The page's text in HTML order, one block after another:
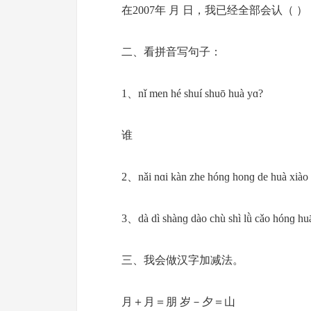
在2007年 月 日，我已经全部会认（ ）
二、看拼音写句子：
1、nǐ men hé shuí shuō huà yɑ?
谁
2、nǎi nɑi kàn zhe hónɡ honɡ de huà xiào
3、dà dì shànɡ dào chù shì lǜ cǎo hónɡ
三、我会做汉字加减法。
月＋月＝朋 岁－夕＝山